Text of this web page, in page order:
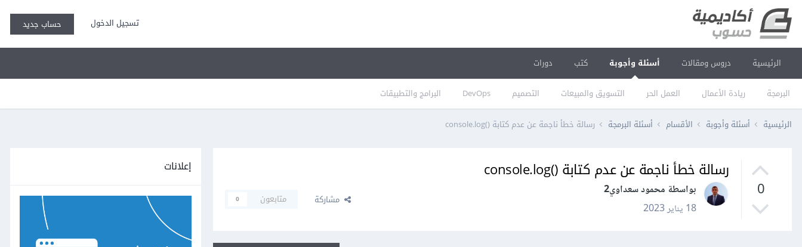
تسجيل الدخول حساب جديد
الرئيسية دروس ومقالات أسئلة وأجوبة
البرمجة ريادة الأعمال العمل الحر التسويق والمبيعات التصميم DevOps البرامج والتطبيقات
كتب دورات
الرئيسية أسئلة وأجوبة الأقسام أسئلة البرمجة رسالة خطأ ناجمة عن عدم كتابة ()console.log
0
رسالة خطأ ناجمة عن عدم كتابة ()console.log
بواسطة محمود سعداوي2
18 يناير 2023
مشاركة متابعون 0
إعلانات